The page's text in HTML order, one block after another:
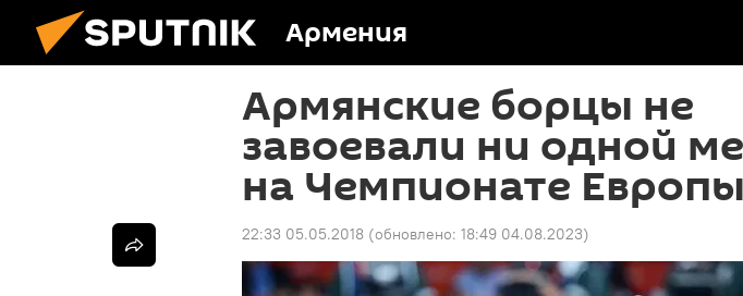
Армения
Армянские борцы не
завоевали ни одной
на Чемпионате Европы
22:33 05.05.2018 (обновлено: 18:49 04.08.2023)